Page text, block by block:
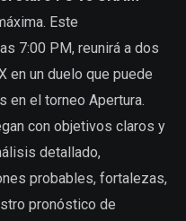
Este
7:00 PM, reunirá a dos
en un duelo que puede
en el torneo Apertura.
con objetivos claros y
detallado,
probables, fortalezas,
pronóstico de